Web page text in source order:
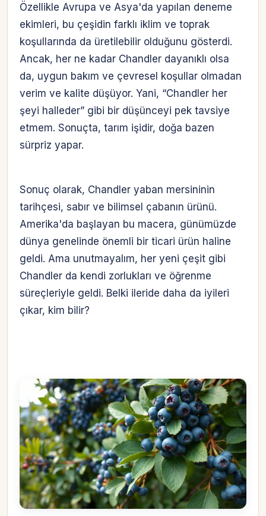
Özellikle Avrupa ve Asya'da yapılan deneme
ekimleri, bu çeşidin farklı iklim ve toprak
koşullarında da üretilebilir olduğunu gösterdi.
Ancak, her ne kadar Chandler dayanıklı olsa
da, uygun bakım ve çevresel koşullar olmadan
verim ve kalite düşüyor. Yani, “Chandler her
şeyi halleder” gibi bir düşünceyi pek tavsiye
etmem. Sonuçta, tarım işidir, doğa bazen
sürpriz yapar.
Sonuç olarak, Chandler yaban mersininin
tarihçesi, sabır ve bilimsel çabanın ürünü.
Amerika'da başlayan bu macera, günümüzde
dünya genelinde önemli bir ticari ürün haline
geldi. Ama unutmayalım, her yeni çeşit gibi
Chandler da kendi zorlukları ve öğrenme
süreçleriyle geldi. Belki ileride daha da iyileri
çıkar, kim bilir?